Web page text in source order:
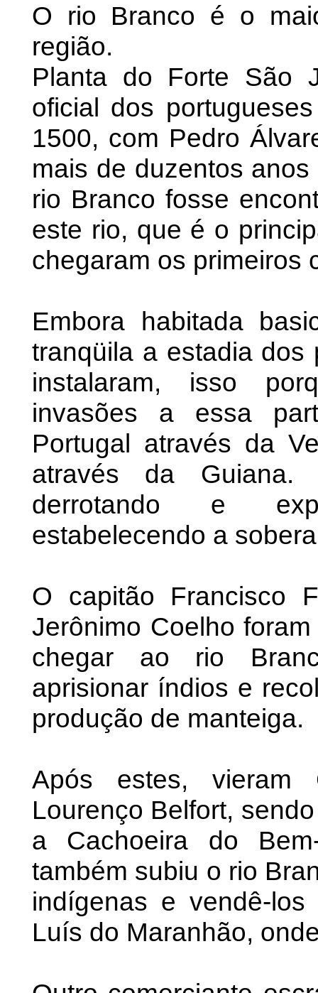
O rio Branco é o
região.
Planta do Forte São
oficial dos
1500, com Pedro
mais de duzentos
rio Branco fosse
este rio, que é o
chegaram os primeiros
Embora habitada
tranqüila a estadia dos
instalaram, isso
invasões a essa
Portugal através da
através da Guiana.
derrotando e
estabelecendo a
O capitão Francisco
Jerônimo Coelho
chegar ao rio
aprisionar índios e
produção de manteiga.
Após estes, vieram
Lourenço Belfort,
a Cachoeira do
também subiu o rio
indígenas e vendê-
Luís do Maranhão,